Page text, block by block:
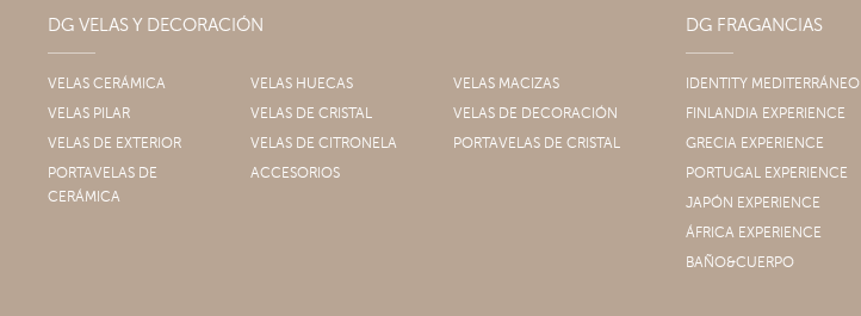
DG VELAS Y DECORACIÓN
VELAS CERÁMICA VELAS HUECAS
VELAS MACIZAS
VELAS PILAR
VELAS DE CRISTAL
VELAS DE DECORACIÓN
VELAS DE EXTERIOR
VELAS DE CITRONELA
PORTAVELAS DE CRISTAL
PORTAVELAS DE
CERÁMICA
ACCESORIOS
DG FRAGANCIAS
IDENTITY MEDITERRÁNEO
FINLANDIA EXPERIENCE
GRECIA EXPERIENCE
PORTUGAL EXPERIENCE
JAPÓN EXPERIENCE
ÁFRICA EXPERIENCE
BAÑO&CUERPO